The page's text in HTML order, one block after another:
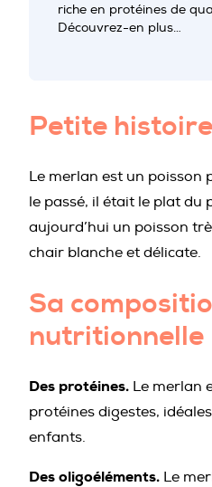
riche en protéines de
Découvrez-en plus…
Petite histoire
Le merlan est un poisson
le passé, il était le plat du
aujourd’hui un poisson
chair blanche et délicate.
Sa
nutritionnelle
Des protéines. Le merlan
protéines digestes,
enfants.
Des oligoéléments. Le